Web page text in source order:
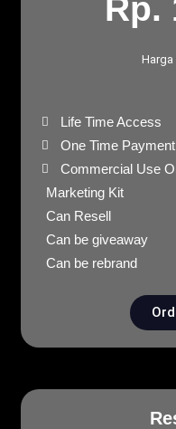
Rp.
Harga
Life Time Access
One Time Payment
Commercial Use
Marketing Kit
Can Resell
Can be giveaway
Can be rebrand